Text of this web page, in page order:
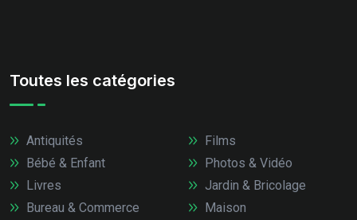
Toutes les catégories
Antiquités
Bébé & Enfant
Livres
Bureau & Commerce
Films
Photos & Vidéo
Jardin & Bricolage
Maison